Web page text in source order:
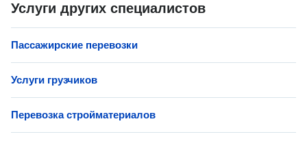
Услуги других специалистов
Пассажирские перевозки
Услуги грузчиков
Перевозка стройматериалов